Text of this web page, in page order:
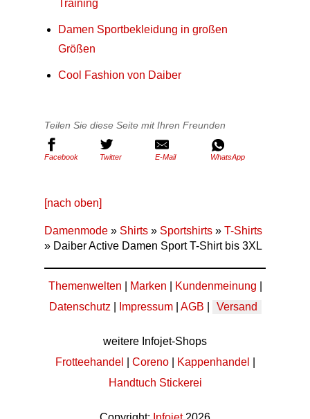
Training
Damen Sportbekleidung in großen
Größen
Cool Fashion von Daiber
Teilen Sie diese Seite mit Ihren Freunden
Facebook Twitter E-Mail WhatsApp
[nach oben]
Damenmode » Shirts » Sportshirts » T-Shirts
» Daiber Active Damen Sport T-Shirt bis 3XL
Themenwelten Marken Kundenmeinung
Datenschutz
Impressum| AGB Versand
weitere Infojet-Shops
Frotteehandel
Coreno| Kappenhandel
Handtuch Stickerei